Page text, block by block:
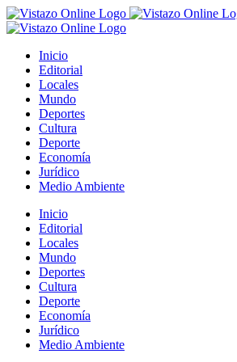
Saltar
al
Inicio
Editorial
Locales
Mundo
Deportes
Cultura
Deporte
Economía
Jurídico
Medio Ambiente
Inicio
Editorial
Locales
Mundo
Deportes
Cultura
Deporte
Economía
Jurídico
Medio Ambiente